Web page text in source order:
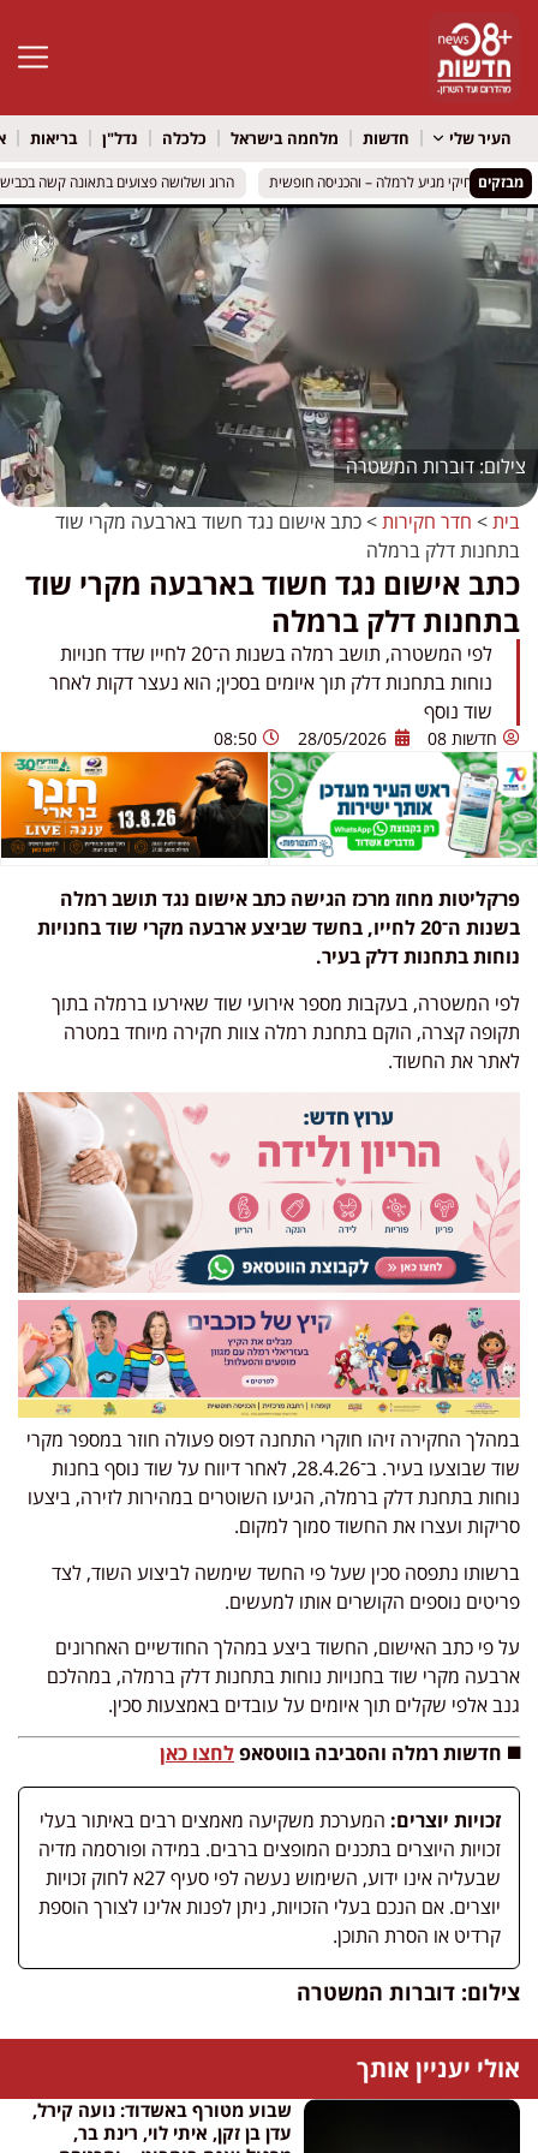
פתח
העיר שלי חדשות מלחמה בישראל כלכלה נדל"ן בריאות
מבזקיםמצחיקי מגיע לרמלה – והכניסה חופשית
מצחיקי מגיע לרמלה – והכניסה חופשית הרוג ושלושה פצועים בתאונה קשה בכביש 316 סמוך למיתר: שני כלי רכב התהפכו
הרוג ושלושה פצועים בתאונה קשה בכביש 316 סמוך למיתר: שני כלי רכב התהפכו
דוברות המשטרה
בית> חדר חקירות>כתב אישום נגד חשוד בארבעה מקרי שוד
בתחנות דלק ברמלה
כתב אישום נגד חשוד בארבעה מקרי שוד
בתחנות דלק ברמלה
לפי המשטרה, תושב רמלה בשנות ה־20 לחייו שדד חנויות
נוחות בתחנות דלק תוך איומים בסכין; הוא נעצר דקות לאחר
שוד נוסף
חדשות 08 28/05/2026
08:50
פרקליטות מחוז מרכז הגישה כתב אישום נגד תושב רמלה
בשנות ה־20 לחייו, בחשד שביצע ארבעה מקרי שוד בחנויות
נוחות בתחנות דלק בעיר.
לפי המשטרה, בעקבות מספר אירועי שוד שאירעו ברמלה בתוך
תקופה קצרה, הוקם בתחנת רמלה צוות חקירה מיוחד במטרה
לאתר את החשוד.
במהלך החקירה זיהו חוקרי התחנה דפוס פעולה חוזר במספר מקרי
שוד שבוצעו בעיר. ב־28.4.26, לאחר דיווח על שוד נוסף בחנות
נוחות בתחנת דלק ברמלה, הגיעו השוטרים במהירות לזירה, ביצעו
סריקות ועצרו את החשוד סמוך למקום.
ברשותו נתפסה סכין שעל פי החשד שימשה לביצוע השוד, לצד
פריטים נוספים הקושרים אותו למעשים.
על פי כתב האישום, החשוד ביצע במהלך החודשיים האחרונים
ארבעה מקרי שוד בחנויות נוחות בתחנות דלק ברמלה, במהלכם
גנב אלפי שקלים תוך איומים על עובדים באמצעות סכין.
◼️ חדשות רמלה והסביבה בווטסאפלחצו כאן
זכויות יוצרים: המערכת משקיעה מאמצים רבים באיתור בעלי
זכויות היוצרים בתכנים המופצים ברבים. במידה ופורסמה מדיה
שבעליה אינו ידוע, השימוש נעשה לפי סעיף 27א לחוק זכויות
יוצרים. אם הנכם בעלי הזכויות, ניתן לפנות אלינו לצורך הוספת
קרדיט או הסרת התוכן.
צילום: דוברות המשטרה
אולי יעניין אותך
שבוע מטורף באשדוד: נועה קירל,
עדן בן זקן, איתי לוי, רינת בר,